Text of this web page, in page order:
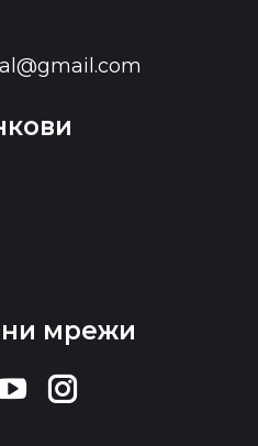
мрежи
YouTubeInstagram